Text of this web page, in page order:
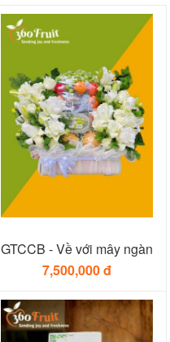
GTCCB - Về với mây ngàn
7,500,000 đ